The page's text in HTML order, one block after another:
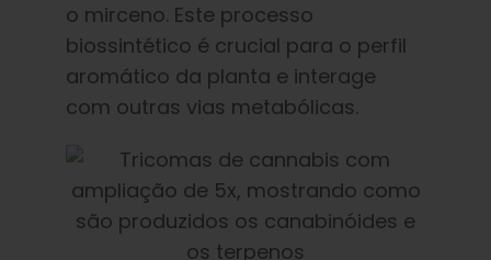
o mirceno. Este processo
biossintético é crucial para o perfil
aromático da planta e interage
com outras vias metabólicas.